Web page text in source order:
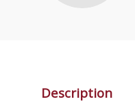
Description